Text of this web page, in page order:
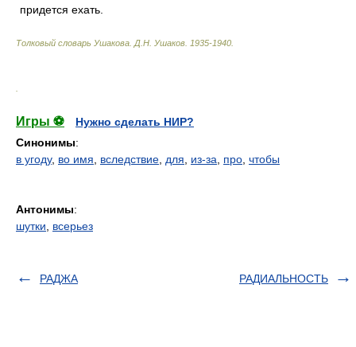
придется ехать.
Толковый словарь Ушакова Д.Н. Ушаков. 1935-1940
Игры ⚽
Нужно сделать НИР?
Синонимы:
в угоду, во имя вследствие для из-за про чтобы
Антонимы:
шутки
всерьез
РАДЖА РАДИАЛЬНОСТЬ